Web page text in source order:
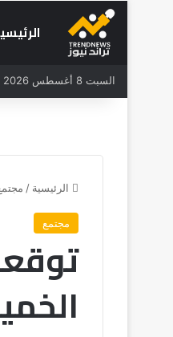
السبت 8 أغسطس 2026
الرئيسية /
مجتمع